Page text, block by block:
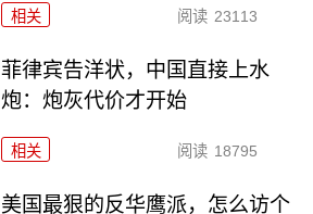
相关 阅读 23113
菲律宾告洋状，中国直接上水
炮：炮灰代价才开始
相关 阅读 18795
美国最狠的反华鹰派，怎么访个